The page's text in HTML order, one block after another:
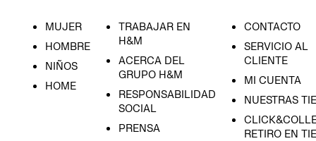
MUJER
HOMBRE
NIÑOS
HOME
TRABAJAR EN
H&M
ACERCA DEL
GRUPO H&M
RESPONSABILIDAD
SOCIAL
PRENSA
CONTACTO
SERVICIO AL
CLIENTE
MI CUENTA
NUESTRAS
RETIRO EN